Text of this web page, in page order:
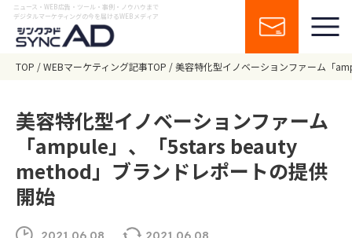
ニュース・WEB広告・ツール・事例・ノウハウまで
デジタルマーケティングの今を届けるWEBメディア
TOP WEBマーケティング記事TOP 美容特化型イノベーションファーム「
美容特化型イノベーションファーム
「ampule」、「5stars beauty
method」ブランドレポートの提供
開始
2021.06.08 2021.06.08